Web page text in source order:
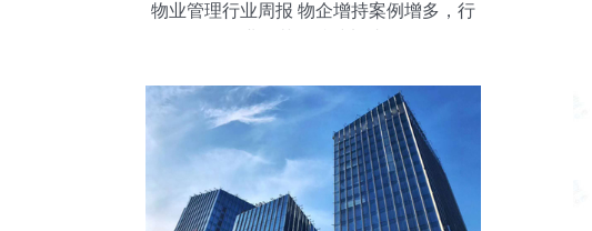
物业管理行业周报 物企增持案例增多，行